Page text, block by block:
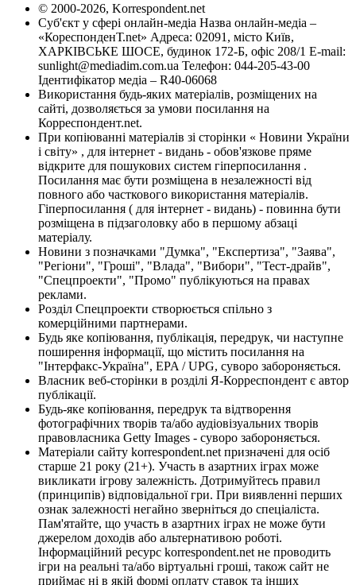
© 2000-2026, Korrespondent.net
Суб'єкт у сфері онлайн-медіа Назва онлайн-медіа –
«КореспонденТ.net» Адреса: 02091, місто Київ,
ХАРКІВСЬКЕ ШОСЕ, будинок 172-Б, офіс 208/1 E-mail:
sunlight@mediadim.com.ua Телефон: 044-205-43-00
Ідентифікатор медіа – R40-06068
Використання будь-яких матеріалів, розміщених на
сайті, дозволяється за умови посилання на
Корреспондент.net.
При копіюванні матеріалів зі сторінки « Новини України
і світу» , для інтернет - видань - обов'язкове пряме
відкрите для пошукових систем гіперпосилання .
Посилання має бути розміщена в незалежності від
повного або часткового використання матеріалів.
Гіперпосилання ( для інтернет - видань) - повинна бути
розміщена в підзаголовку або в першому абзаці
матеріалу.
Новини з позначками "Думка", "Експертиза", "Заява",
"Регіони", "Гроші", "Влада", "Вибори", "Тест-драйв",
"Спецпроекти", "Промо" публікуються на правах
реклами.
Розділ Спецпроекти створюється спільно з
комерційними партнерами.
Будь яке копіювання, публікація, передрук, чи наступне
поширення інформації, що містить посилання на
"Інтерфакс-Україна", EPA / UPG, суворо забороняється.
Власник веб-сторінки в розділі Я-Корреспондент є автор
публікації.
Будь-яке копіювання, передрук та відтворення
фотографічних творів та/або аудіовізуальних творів
правовласника Getty Images - суворо забороняється.
Матеріали сайту korrespondent.net призначені для осіб
старше 21 року (21+). Участь в азартних іграх може
викликати ігрову залежність. Дотримуйтесь правил
(принципів) відповідальної гри. При виявленні перших
ознак залежності негайно зверніться до спеціаліста.
Пам'ятайте, що участь в азартних іграх не може бути
джерелом доходів або альтернативою роботі.
Інформаційний ресурс korrespondent.net не проводить
ігри на реальні та/або віртуальні гроші, також сайт не
приймає ні в якій формі оплату ставок та інших